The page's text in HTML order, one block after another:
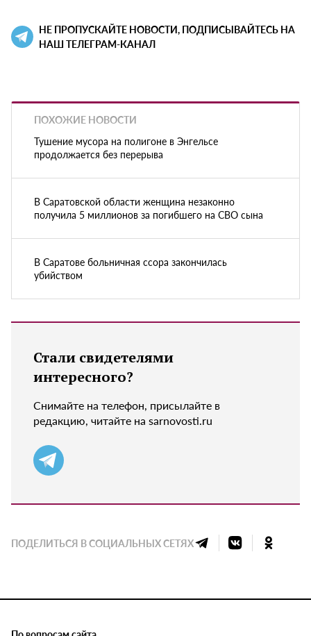
НЕ ПРОПУСКАЙТЕ НОВОСТИ, ПОДПИСЫВАЙТЕСЬ НА
НАШ ТЕЛЕГРАМ-КАНАЛ
ПОХОЖИЕ НОВОСТИ
Тушение мусора на полигоне в Энгельсе
продолжается без перерыва
В Саратовской области женщина незаконно
получила 5 миллионов за погибшего на СВО сына
В Саратове больничная ссора закончилась
убийством
Стали свидетелями
интересного?
Снимайте на телефон, присылайте в
редакцию, читайте на sarnovosti.ru
ПОДЕЛИТЬСЯ В СОЦИАЛЬНЫХ СЕТЯХ